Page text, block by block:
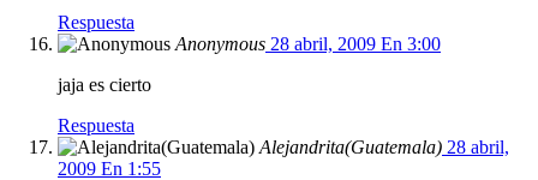
Respuesta
Anonymous 28 abril, 2009 En 3:00
jaja es cierto
Respuesta
Alejandrita(Guatemala) 28 abril,
2009 En 1:55